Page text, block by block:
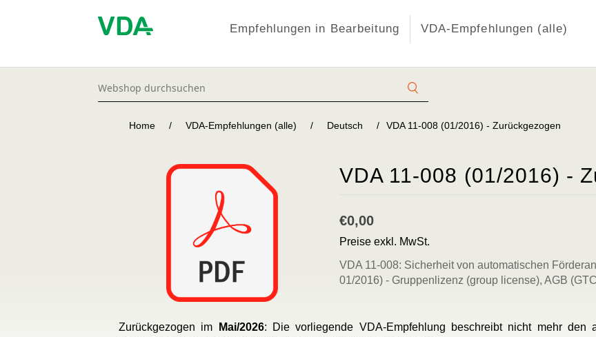
Empfehlungen in Bearbeitung VDA-Empfehlungen (alle)
Home / VDA-Empfehlungen (alle) / Deutsch / VDA 11-008 (01/2016) - Zurückgezogen
VDA 11-008 (01/2016) -
€0,00
Preise exkl. MwSt.
VDA 11-008: Sicherheit von automatischen
01/2016) - Gruppenlizenz (group license), AGB
Zurückgezogen im Mai/2026: Die vorliegende VDA-Empfehlung beschreibt nicht mehr